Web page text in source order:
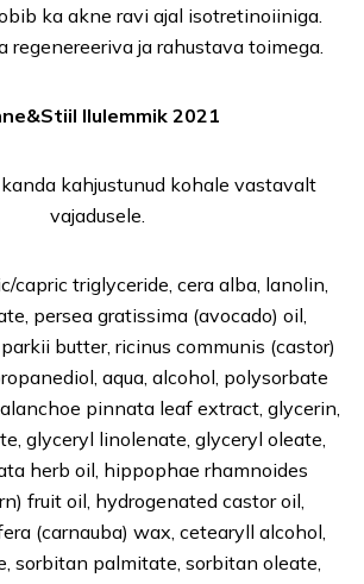
ka akne ravi ajal isotretinoiiniga.
regenereeriva ja rahustava toimega.
Ilulemmik 2021
kanda kahjustunud kohale vastavalt
vajadusele.
capric triglyceride, cera alba, lanolin,
persea gratissima (avocado) oil,
butter, ricinus communis (castor)
aqua, alcohol, polysorbate
pinnata leaf extract, glycerin,
glyceryl linolenate, glyceryl oleate,
herb oil, hippophae rhamnoides
fruit oil, hydrogenated castor oil,
(carnauba) wax, cetearyll alcohol,
sorbitan palmitate, sorbitan oleate,